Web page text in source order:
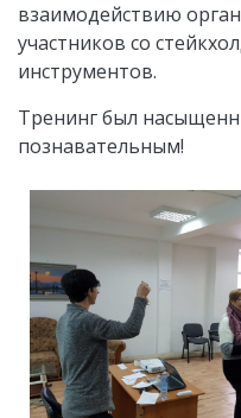
взаимодействию
участников со
инструментов.
Тренинг был
познавательным!